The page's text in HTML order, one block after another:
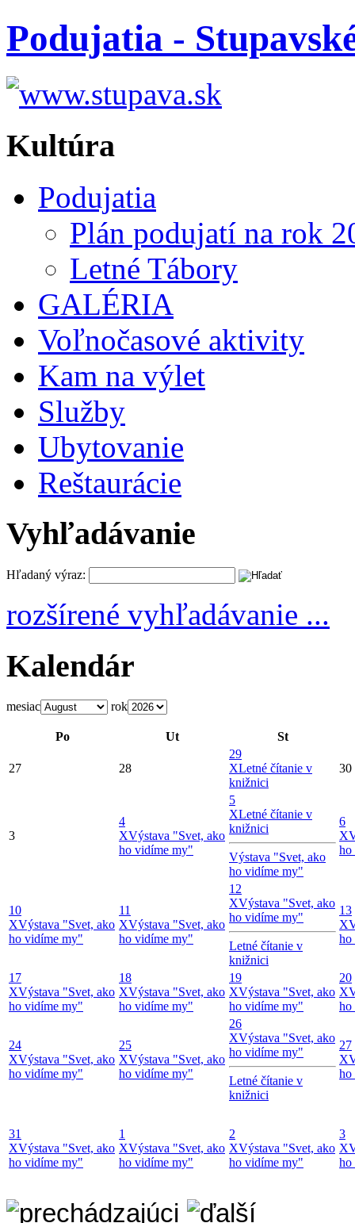
Podujatia -
Kultúra
Podujatia
Plán podujatí na rok
Letné Tábory
GALÉRIA
Voľnočasové aktivity
Kam na výlet
Služby
Ubytovanie
Reštaurácie
Vyhľadávanie
Hľadaný výraz:
rozšírené vyhľadávanie ...
Kalendár
mesiac rok
Po Ut St
27 28
29
XLetné čítanie v
knižnici
30
3
4
XVýstava "Svet, ako
ho vidíme my"
5
XLetné čítanie v
knižnici
Výstava "Svet, ako
ho vidíme my"
6
X
ho
10
XVýstava "Svet, ako
ho vidíme my"
11
XVýstava "Svet, ako
ho vidíme my"
12
XVýstava "Svet, ako
ho vidíme my"
Letné čítanie v
knižnici
13
X
ho
17
XVýstava "Svet, ako
ho vidíme my"
18
XVýstava "Svet, ako
ho vidíme my"
19
XVýstava "Svet, ako
ho vidíme my"
20
X
ho
24
XVýstava "Svet, ako
ho vidíme my"
25
XVýstava "Svet, ako
ho vidíme my"
26
XVýstava "Svet, ako
ho vidíme my"
Letné čítanie v
knižnici
27
X
ho
31
XVýstava "Svet, ako
ho vidíme my"
1
XVýstava "Svet, ako
ho vidíme my"
2
XVýstava "Svet, ako
ho vidíme my"
3
X
ho